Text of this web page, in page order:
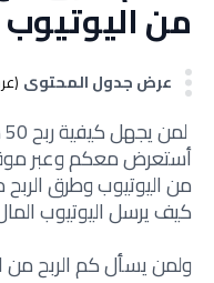
من اليوتيوب
عرض جدول المحتوى
أستعرض معكم وعبر
من اليوتيوب وطرق
كيف يرسل اليوتيوب
ولمن يسأل كم الربح